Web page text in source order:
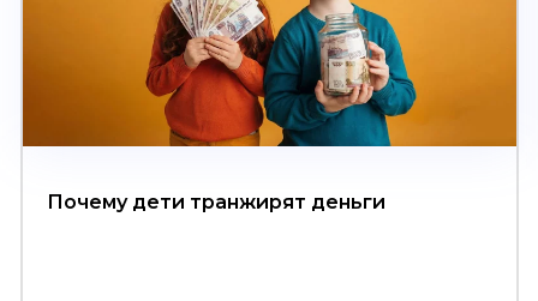
Почему дети транжирят деньги